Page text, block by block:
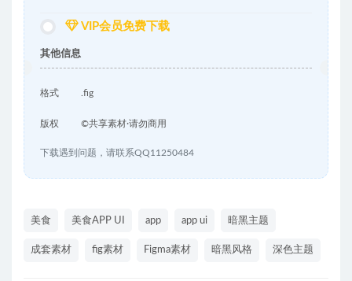
VIP会员免费下载
其他信息
格式 .fig
版权 ©共享素材·请勿商用
下载遇到问题，请联系QQ11250484
美食 美食APP UI app app ui 暗黑主题
成套素材 fig素材 Figma素材 暗黑风格 深色主题